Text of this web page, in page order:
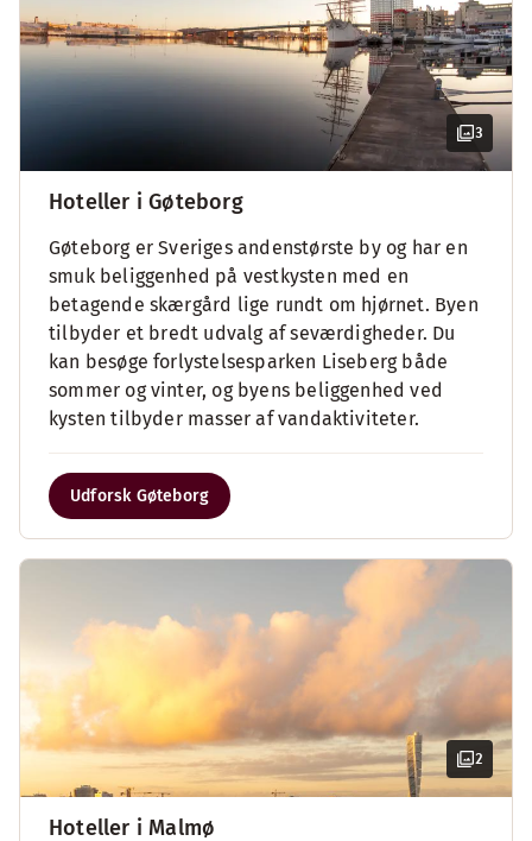
3
Hoteller i Gøteborg
Gøteborg er Sveriges andenstørste by og har en
smuk beliggenhed på vestkysten med en
betagende skærgård lige rundt om hjørnet. Byen
tilbyder et bredt udvalg af seværdigheder. Du
kan besøge forlystelsesparken Liseberg både
sommer og vinter, og byens beliggenhed ved
kysten tilbyder masser af vandaktiviteter.
Udforsk Gøteborg
2
Hoteller i Malmø